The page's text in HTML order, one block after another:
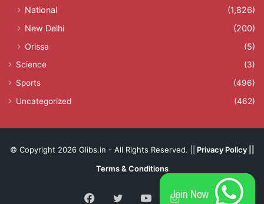
National
(1,826)
New Delhi
(200)
Orissa
(5)
Science
(3)
Sports
(496)
Uncategorized
(462)
© Copyright 2026 Glibs.in - All Rights Reserved. || Privacy Policy||
Terms & Conditions
Facebook
TwitterYouTubeInstagram